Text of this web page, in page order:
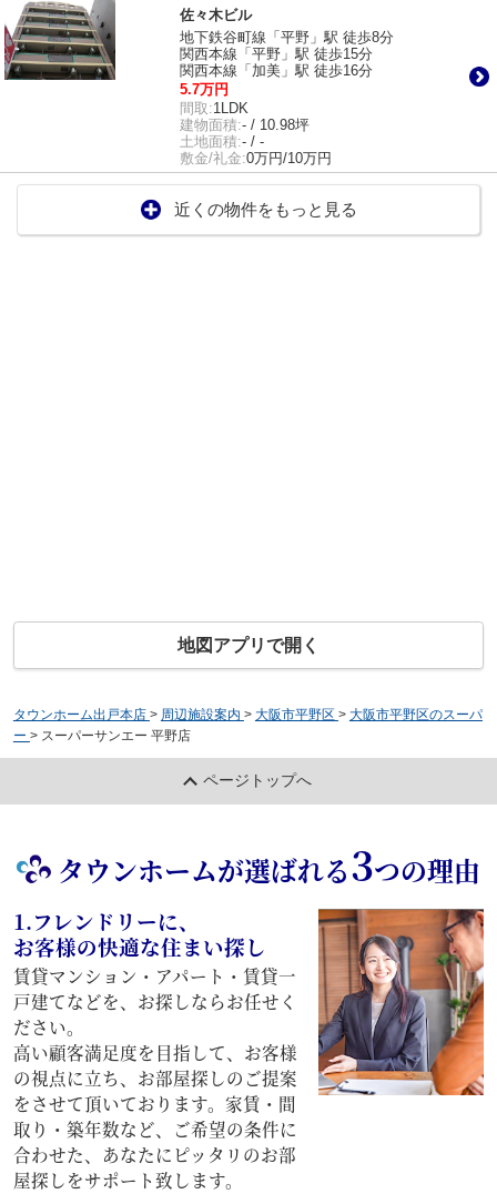
佐々木ビル
地下鉄谷町線「平野」駅 徒歩8分
関西本線「平野」駅 徒歩15分
関西本線「加美」駅 徒歩16分
5.7万円
間取:1LDK
建物面積:- / 10.98坪
土地面積:- / -
敷金/礼金:0万円/10万円
近くの物件をもっと見る
地図アプリで開く
タウンホーム出戸本店 > 周辺施設案内 > 大阪市平野区 > 大阪市平野区のスーパ
ー > スーパーサンエー 平野店
ページトップへ
タウンホームが選ばれる3つの理由
1.フレンドリーに、
お客様の快適な住まい探し
賃貸マンション・アパート・賃貸一
戸建てなどを、お探しならお任せく
ださい。
高い顧客満足度を目指して、お客様
の視点に立ち、お部屋探しのご提案
をさせて頂いております。家賃・間
取り・築年数など、ご希望の条件に
合わせた、あなたにピッタリのお部
屋探しをサポート致します。